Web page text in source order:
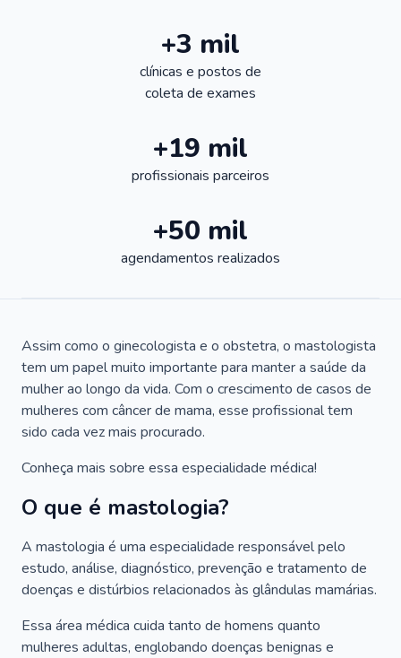
+3 mil
clínicas e postos de
coleta de exames
+19 mil
profissionais parceiros
+50 mil
agendamentos realizados
Assim como o ginecologista e o obstetra, o mastologista
tem um papel muito importante para manter a saúde da
mulher ao longo da vida. Com o crescimento de casos de
mulheres com câncer de mama, esse profissional tem
sido cada vez mais procurado.
Conheça mais sobre essa especialidade médica!
O que é mastologia?
A mastologia é uma especialidade responsável pelo
estudo, análise, diagnóstico, prevenção e tratamento de
doenças e distúrbios relacionados às glândulas mamárias.
Essa área médica cuida tanto de homens quanto
mulheres adultas, englobando doenças benignas e